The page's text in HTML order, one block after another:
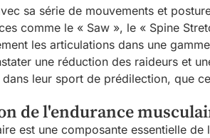
sa série de mouvements et
comme le « Saw », le « Spine
les articulations dans une
une réduction des raideurs et
leur sport de prédilection, que
de l'endurance
est une composante essentielle